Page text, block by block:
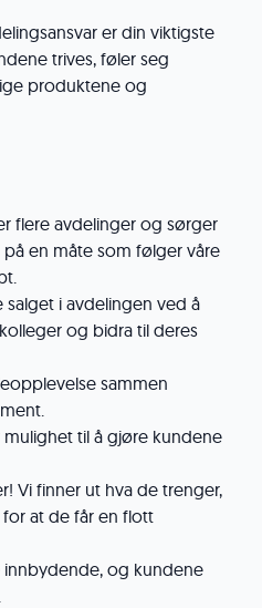
er din viktigste
trives, føler seg
produktene og
flere avdelinger og sørger
en måte som følger våre
salget i avdelingen ved å
og bidra til deres
sammen
til å gjøre kundene
Vi finner ut hva de trenger,
at de får en flott
og kundene